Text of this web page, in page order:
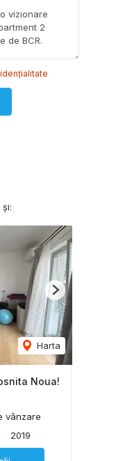
Harta
Next
Noua!
vânzare
2019